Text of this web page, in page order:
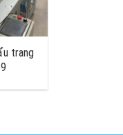
trang